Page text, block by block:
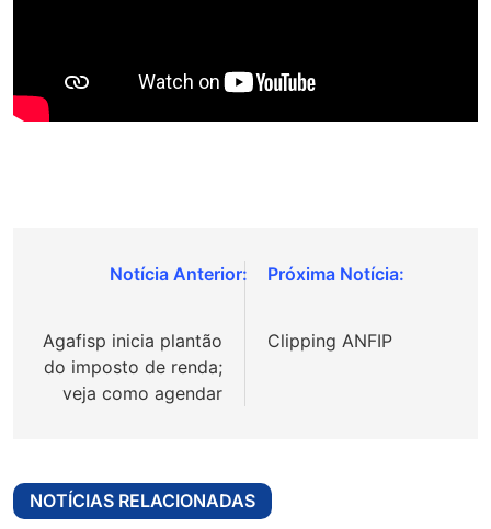
Navegação
Post
Agafisp inicia plantão
do imposto de renda;
veja como agendar
Clipping ANFIP
NOTÍCIAS RELACIONADAS